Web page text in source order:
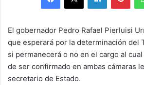
El gobernador Pedro Rafael Pierluisi
que esperará por la determinación del
si permanecerá o no en el cargo al
de ser confirmado en ambas cámaras
secretario de Estado.